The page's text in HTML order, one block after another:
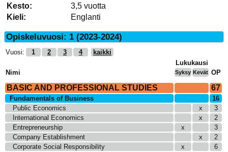
Kesto:
3,5 vuotta
Kieli:
Englanti
Opiskeluvuosi: 1 (2023-2024)
Vuosi: 1 2 3 4
kaikki
Lukukausi
Nimi
Syksy Kevät OP
BASIC AND PROFESSIONAL STUDIES 67
Fundamentals of Business
16
Public Economics
x
3
International Economics
x
2
Entrepreneurship
x
3
Company Establishment
x
2
Corporate Social Responsibility
x
6